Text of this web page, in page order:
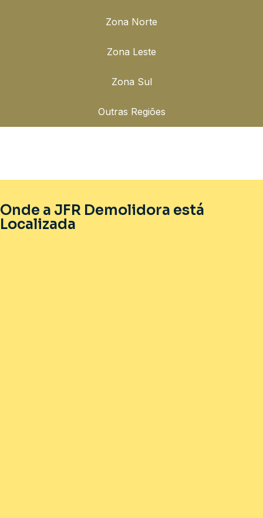
Zona Norte
Zona Leste
Zona Sul
Outras Regiões
Onde a JFR Demolidora está
Localizada